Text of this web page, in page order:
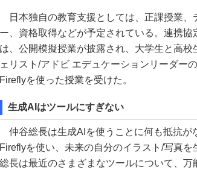
日本独自の教育支援としては、正課授業、
ー、資格取得などが予定されている。連携
は、公開模擬授業が披露され、大学生と高
ェリスト/アドビ エデュケーションリーダー
Fireflyを使った授業を受けた。
生成AIはツールにすぎない
仲谷総長は生成AIを使うことに何も抵抗が
Fireflyを使い、未来の自分のイラスト/写真
総長は最近のさまざまなツールについて、